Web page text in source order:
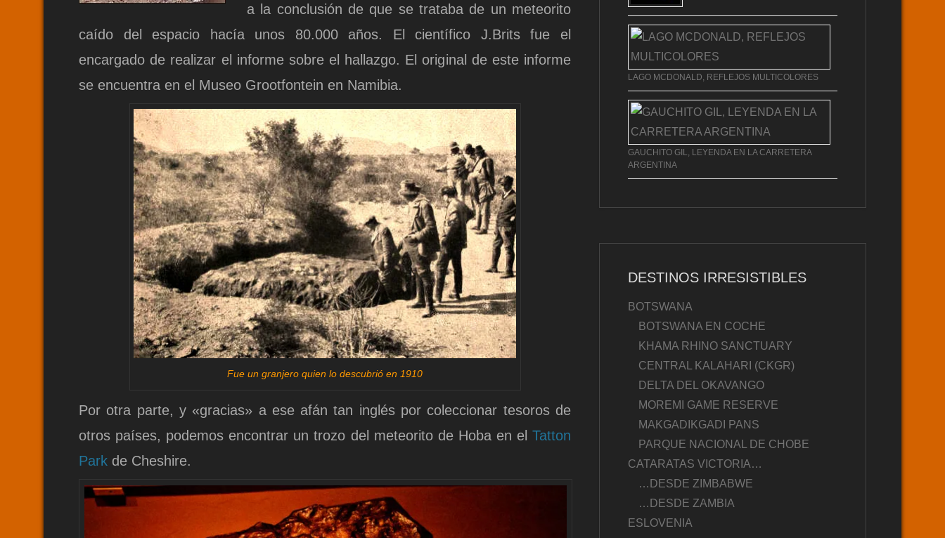
a la conclusión de que se trataba de un meteorito
caído del espacio hacía unos 80.000 años. El científico J.Brits fue el
encargado de realizar el informe sobre el hallazgo. El original de este informe
se encuentra en el Museo Grootfontein en Namibia.
Fue un granjero quien lo descubrió en 1910
Por otra parte, y «gracias» a ese afán tan inglés por coleccionar tesoros de
otros países, podemos encontrar un trozo del meteorito de Hoba en el Tatton
Park de Cheshire.
LAGO MCDONALD, REFLEJOS MULTICOLORES
GAUCHITO GIL, LEYENDA EN LA CARRETERA
ARGENTINA
DESTINOS IRRESISTIBLES
BOTSWANA
BOTSWANA EN COCHE
KHAMA RHINO SANCTUARY
CENTRAL KALAHARI (CKGR)
DELTA DEL OKAVANGO
MOREMI GAME RESERVE
MAKGADIKGADI PANS
PARQUE NACIONAL DE CHOBE
CATARATAS VICTORIA…
…DESDE ZIMBABWE
…DESDE ZAMBIA
ESLOVENIA